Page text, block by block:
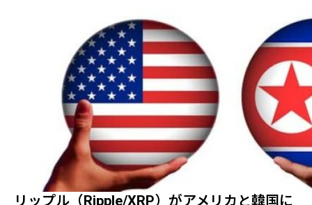
リップル（Ripple/XRP）がアメリカと韓国に